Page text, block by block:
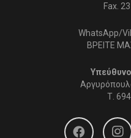
Fax.
WhatsApp/
ΒΡΕΙΤΕ
Τ.